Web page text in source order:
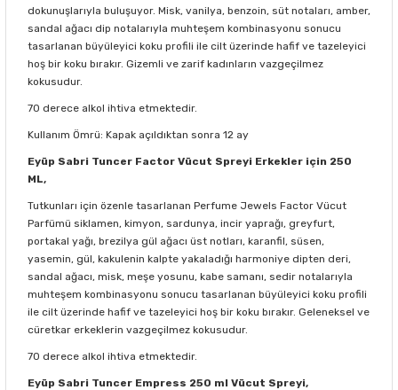
dokunuşlarıyla buluşuyor. Misk, vanilya, benzoin, süt notaları, amber,
sandal ağacı dip notalarıyla muhteşem kombinasyonu sonucu
tasarlanan büyüleyici koku profili ile cilt üzerinde hafif ve tazeleyici
hoş bir koku bırakır. Gizemli ve zarif kadınların vazgeçilmez
kokusudur.
70 derece alkol ihtiva etmektedir.
Kullanım Ömrü: Kapak açıldıktan sonra 12 ay
Eyüp Sabri Tuncer Factor Vücut Spreyi Erkekler için 250
ML,
Tutkunları için özenle tasarlanan Perfume Jewels Factor Vücut
Parfümü siklamen, kimyon, sardunya, incir yaprağı, greyfurt,
portakal yağı, brezilya gül ağacı üst notları, karanfil, süsen,
yasemin, gül, kakulenin kalpte yakaladığı harmoniye dipten deri,
sandal ağacı, misk, meşe yosunu, kabe samanı, sedir notalarıyla
muhteşem kombinasyonu sonucu tasarlanan büyüleyici koku profili
ile cilt üzerinde hafif ve tazeleyici hoş bir koku bırakır. Geleneksel ve
cüretkar erkeklerin vazgeçilmez kokusudur.
70 derece alkol ihtiva etmektedir.
Eyüp Sabri Tuncer Empress 250 ml Vücut Spreyi,